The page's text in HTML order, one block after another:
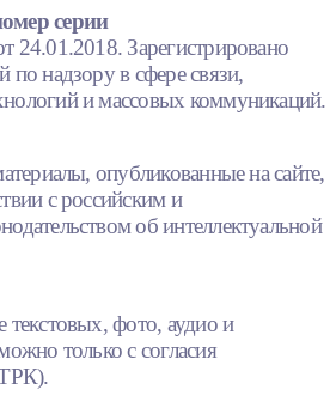
серии
Зарегистрировано
надзору в сфере связи,
и массовых коммуникаций.
опубликованные на сайте,
с российским и
об интеллектуальной
фото, аудио и
только с согласия